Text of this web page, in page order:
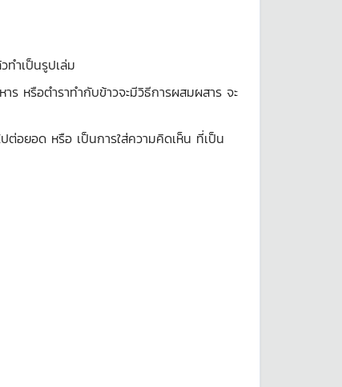
ำเป็นรูปเล่ม
หรือตำราทำกับข้าวจะมีวิธีการผสมผสาร จะ
อยอด หรือ เป็นการใส่ความคิดเห็น ที่เป็น